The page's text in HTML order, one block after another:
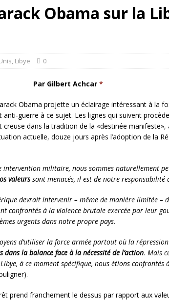
ISRAËL
de Trump sur la “fraude électorale” était une blague de
Obama sur la
, Libye 0
Par Gilbert Achcar *
Obama projette un éclairage intéressant à la
anti-guerre à ce sujet. Les lignes qui suivent
creuse dans la tradition de la «destinée
actuelle, douze jours après l’adoption de la
intervention militaire, nous sommes naturellement
valeurssont menacés, il est de notre responsabilité
devrait intervenir – même de manière limitée
confrontés à la violence brutale exercée par leur
urgents dans notre propre pays.
d’utiliser la force armée partout où la
la balance face à la nécessité de l’action. Mais
à ce moment spécifique, nous étions
prend franchement le dessus par rapport aux